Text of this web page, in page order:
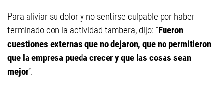
Para aliviar su dolor y no sentirse culpable por haber
terminado con la actividad tambera, dijo: “Fueron
cuestiones externas que no dejaron, que no permitieron
que la empresa pueda crecer y que las cosas sean
mejor”.